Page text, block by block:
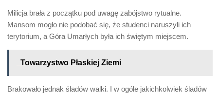
Milicja brała z początku pod uwagę zabójstwo rytualne.
Mansom mogło nie podobać się, że studenci naruszyli ich
terytorium, a Góra Umarłych była ich świętym miejscem.
Towarzystwo Płaskiej Ziemi
Brakowało jednak śladów walki. I w ogóle jakichkolwiek śladów